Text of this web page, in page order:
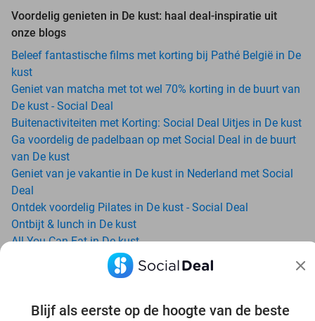
Blijf als eerste op de hoogte van de beste
Voordelig genieten in De kust: haal deal-inspiratie uit
onze blogs
Beleef fantastische films met korting bij Pathé België in De
kust
Geniet van matcha met tot wel 70% korting in de buurt van
De kust - Social Deal
Buitenactiviteiten met Korting: Social Deal Uitjes in De kust
Ga voordelig de padelbaan op met Social Deal in de buurt
van De kust
Geniet van je vakantie in De kust in Nederland met Social
Deal
Ontdek voordelig Pilates in De kust - Social Deal
Ontbijt & lunch in De kust
All-You-Can-Eat in De kust
Avondje uit in regio De kust? Ontdek 6x inspiratie voor een
onvergetelijke avond
de ideale dates